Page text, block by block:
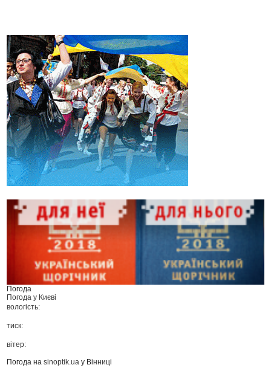
Погода
Погода у Києві
вологість:
тиск:
вітер:
Погода наsinoptik.ua у Вінниці